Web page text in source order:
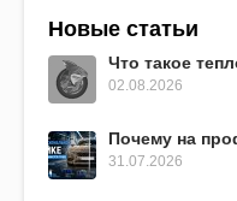
Новые статьи
Что такое
02.08.2026
Почему на
31.07.2026